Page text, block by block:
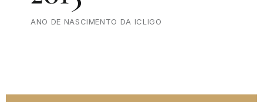
ANO DE NASCIMENTO DA ICLIGO